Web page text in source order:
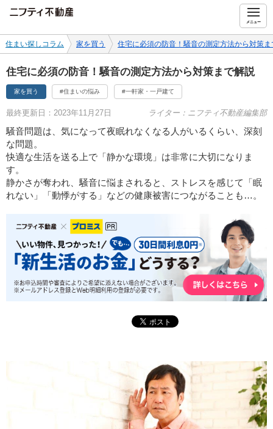
メニュー
住まい探しコラム 家を買う 住宅に必須の防音！騒音の測定方法から対策ま
住宅に必須の防音！騒音の測定方法から対策まで解説
家を買う #住まいの悩み #一軒家・一戸建て
最終更新日：2023年11月27日 ライター：ニフティ不動産編集部
騒音問題は、気になって夜眠れなくなる人がいるくらい、深刻
な問題。
快適な生活を送る上で「静かな環境」は非常に大切になりま
す。
静かさが奪われ、騒音に悩まされると、ストレスを感じて「眠
れない」「動悸がする」などの健康被害につながることも…。